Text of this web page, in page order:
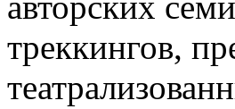
треккингов,